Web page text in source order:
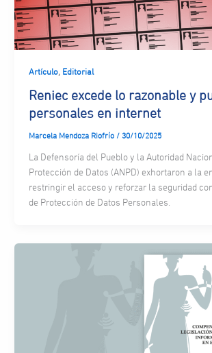
Artículo, Editorial
Reniec excede lo razonable y
personales en internet
Marcela Mendoza Riofrío / 30/10/2025
La Defensoría del Pueblo y la Autoridad
Protección de Datos (ANPD) exhortaron a la
restringir el acceso y reforzar la seguridad
de Protección de Datos Personales.